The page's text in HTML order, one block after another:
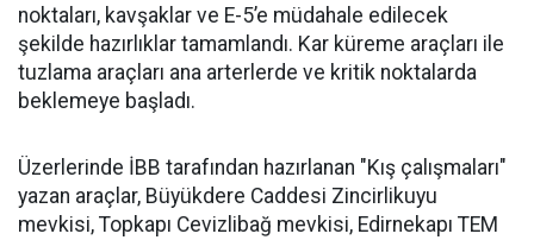
noktaları, kavşaklar ve E-5’e müdahale edilecek
şekilde hazırlıklar tamamlandı. Kar küreme araçları ile
tuzlama araçları ana arterlerde ve kritik noktalarda
beklemeye başladı.
Üzerlerinde İBB tarafından hazırlanan "Kış çalışmaları"
yazan araçlar, Büyükdere Caddesi Zincirlikuyu
mevkisi, Topkapı Cevizlibağ mevkisi, Edirnekapı TEM